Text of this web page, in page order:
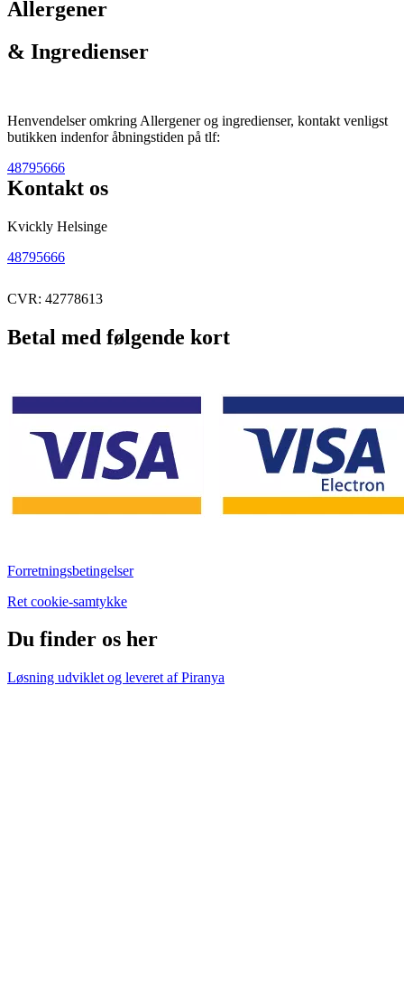
Allergener
& Ingredienser
Henvendelser omkring Allergener og ingredienser, kontakt venligst
butikken indenfor åbningstiden på tlf:
48795666
Kontakt os
Kvickly Helsinge
48795666
CVR: 42778613
Betal med følgende kort
Forretningsbetingelser
Ret cookie-samtykke
Du finder os her
Løsning udviklet og leveret afPiranya